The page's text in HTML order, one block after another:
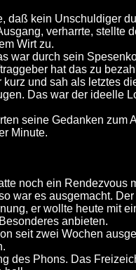
daß kein Unschuldiger
verharrte, stellte
Wirt zu.
war durch sein
hat das zu
und sah als letztes
Das war der ideelle
seine Gedanken zum
Minute.
noch ein Rendezvous
war es ausgemacht.
er wollte heute mit
anbieten.
seit zwei Wochen
des Phons. Das